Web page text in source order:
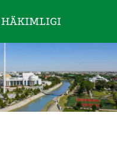
HÄKIMLIGI